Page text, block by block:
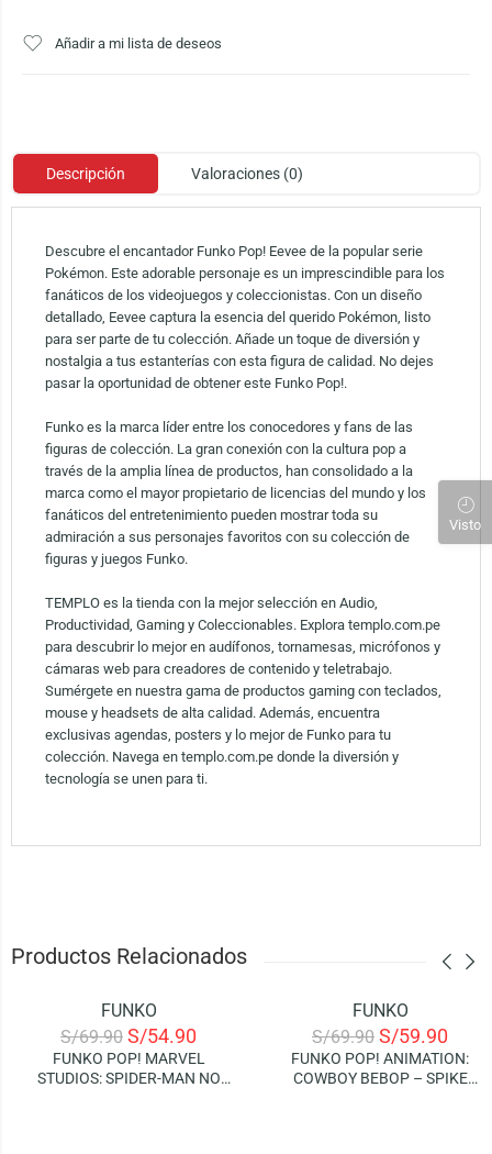
Añadir a mi lista de deseos
Descripción Valoraciones (0)
Descubre el encantador Funko Pop! Eevee de la popular serie
Pokémon. Este adorable personaje es un imprescindible para los
fanáticos de los videojuegos y coleccionistas. Con un diseño
detallado, Eevee captura la esencia del querido Pokémon, listo
para ser parte de tu colección. Añade un toque de diversión y
nostalgia a tus estanterías con esta figura de calidad. No dejes
pasar la oportunidad de obtener este Funko Pop!.
Funko es la marca líder entre los conocedores y fans de las
figuras de colección. La gran conexión con la cultura pop a
través de la amplia línea de productos, han consolidado a la
marca como el mayor propietario de licencias del mundo y los
fanáticos del entretenimiento pueden mostrar toda su
admiración a sus personajes favoritos con su colección de
figuras y juegos Funko.
TEMPLO es la tienda con la mejor selección en Audio,
Productividad, Gaming y Coleccionables. Explora templo.com.pe
para descubrir lo mejor en audífonos, tornamesas, micrófonos y
cámaras web para creadores de contenido y teletrabajo.
Sumérgete en nuestra gama de productos gaming con teclados,
mouse y headsets de alta calidad. Además, encuentra
exclusivas agendas, posters y lo mejor de Funko para tu
colección. Navega en templo.com.pe donde la diversión y
tecnología se unen para ti.
Productos Relacionados
FUNKO
S/69.90 S/54.90
FUNKO POP! MARVEL
STUDIOS: SPIDER-MAN NO
FUNKO
S/69.90 S/59.90
FUNKO POP! ANIMATION:
COWBOY BEBOP – SPIKE
Visto